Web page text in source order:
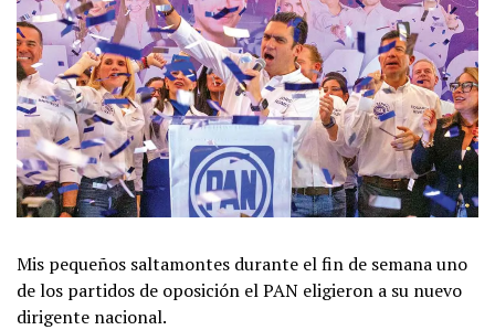
Mis pequeños saltamontes durante el fin de semana uno
de los partidos de oposición el PAN eligieron a su nuevo
dirigente nacional.